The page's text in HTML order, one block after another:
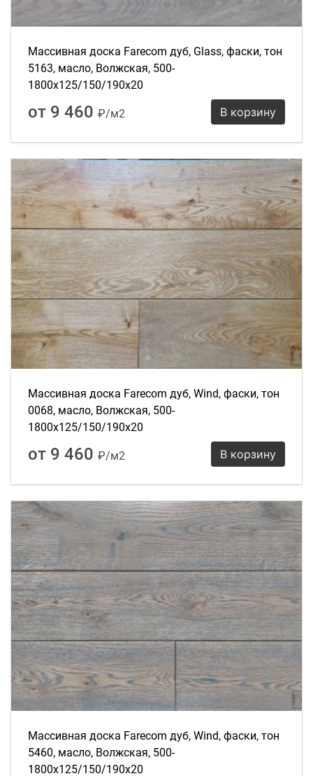
Массивная доска Farecom дуб, Glass, фаски, тон
5163, масло, Волжская, 500-
1800х125/150/190х20
от 9 460 ₽/м2 В корзину
Массивная доска Farecom дуб, Wind, фаски, тон
0068, масло, Волжская, 500-
1800х125/150/190х20
от 9 460 ₽/м2 В корзину
Массивная доска Farecom дуб, Wind, фаски, тон
5460, масло, Волжская, 500-
1800х125/150/190х20